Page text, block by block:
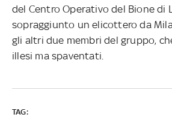
del Centro Operativo del Bione di
sopraggiunto un elicottero da
gli altri due membri del gruppo,
illesi ma spaventati.
TAG: